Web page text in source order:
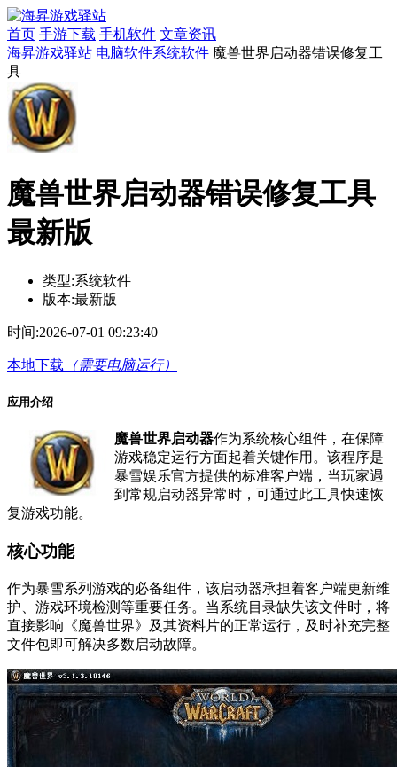
首页 手游下载 手机软件 文章资讯
海昇游戏驿站 电脑软件系统软件 魔兽世界启动器错误修复工
具
魔兽世界启动器错误修复工具
最新版
类型:系统软件
版本:最新版
时间:2026-07-01 09:23:40
本地下载 （需要电脑运行）
应用介绍
魔兽世界启动器作为系统核心组件，在保障
游戏稳定运行方面起着关键作用。该程序是
暴雪娱乐官方提供的标准客户端，当玩家遇
到常规启动器异常时，可通过此工具快速恢
复游戏功能。
核心功能
作为暴雪系列游戏的必备组件，该启动器承担着客户端更新维
护、游戏环境检测等重要任务。当系统目录缺失该文件时，将
直接影响《魔兽世界》及其资料片的正常运行，及时补充完整
文件包即可解决多数启动故障。